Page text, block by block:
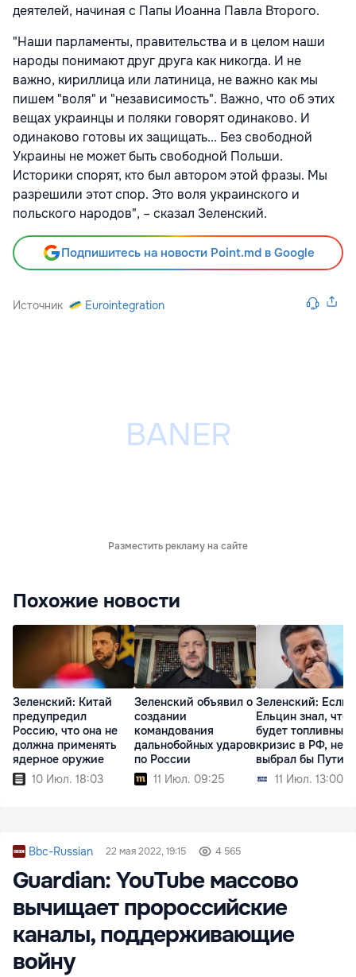
деятелей, начиная с Папы Иоанна Павла Второго.
"Наши парламенты, правительства и в целом наши
народы понимают друг друга как никогда. И не
важно, кириллица или латиница, не важно как мы
пишем "воля" и "независимость". Важно, что об этих
вещах украинцы и поляки говорят одинаково. И
одинаково готовы их защищать... Без свободной
Украины не может быть свободной Польши.
Историки спорят, кто был автором этой фразы. Мы
разрешили этот спор. Это воля украинского и
польского народов", – сказал Зеленский.
Подпишитесь на новости Point.md в Google
Источник Eurointegration
Разместить рекламу на сайте
Похожие новости
Зеленский: Китай
предупредил
Россию, что она не
должна применять
ядерное оружие
10 Июл. 18:03
Зеленский объявил о
создании
командования
дальнобойных ударов
по России
11 Июл. 09:25
Зеленский: Если
Ельцин знал, что
будет топливный
кризис в РФ, не
выбрал бы Путина
11 Июл. 13:00
Bbc-Russian 22 мая 2022, 19:15 4 565
Guardian: YouTube массово
вычищает пророссийские
каналы, поддерживающие
войну